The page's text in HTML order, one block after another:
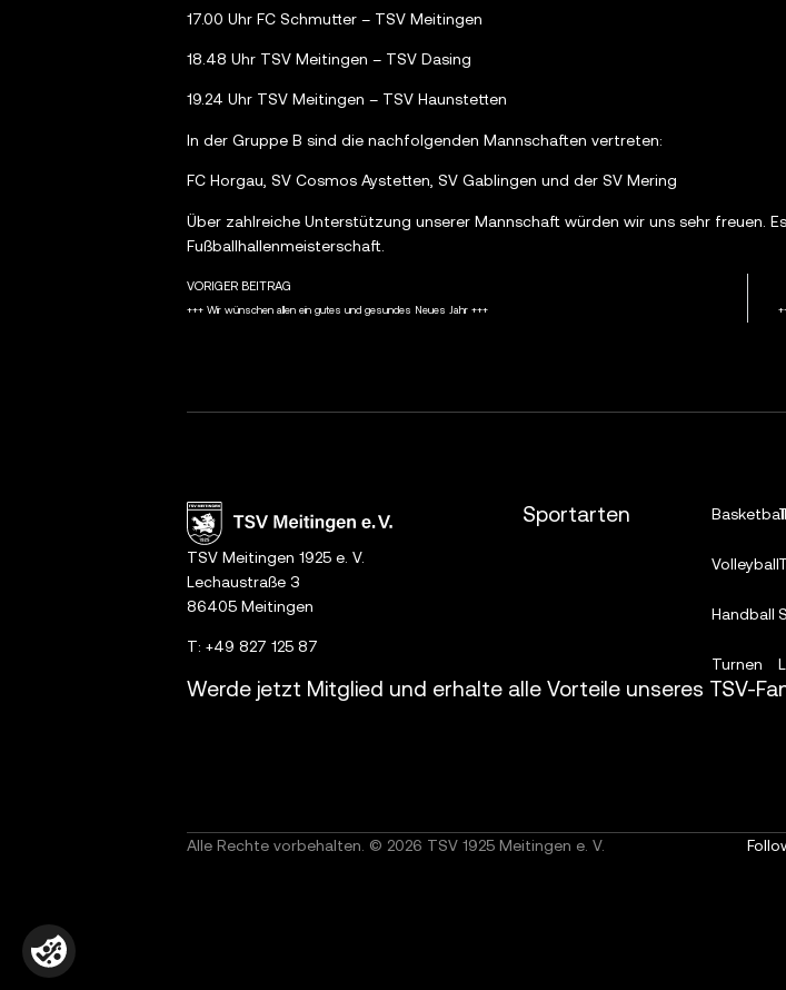
17.00 Uhr FC Schmutter – TSV Meitingen
18.48 Uhr TSV Meitingen – TSV Dasing
19.24 Uhr TSV Meitingen – TSV Haunstetten
In der Gruppe B sind die nachfolgenden Mannschaften vertreten:
FC Horgau, SV Cosmos Aystetten, SV Gablingen und der SV Mering
Über zahlreiche Unterstützung unserer Mannschaft würden wir uns sehr freuen.
Fußballhallenmeisterschaft.
VORIGER BEITRAG
+++ Wir wünschen allen ein gutes und gesundes Neues Jahr +++
TSV Meitingen 1925 e. V.
Lechaustraße 3
86405 Meitingen
T: +49 827 125 87
Sportarten
Volleyball
Handball
Turnen
Werde jetzt Mitglied und erhalte alle Vorteile unseres TSV-
Alle Rechte vorbehalten. © 2026 TSV 1925 Meitingen e. V.